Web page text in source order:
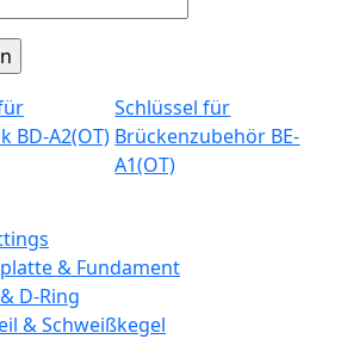
BD-A2(OT)
Schlüssel für
Brückenzubehör BE-
A1(OT)
& Fundament
D-Ring
& Schweißkegel